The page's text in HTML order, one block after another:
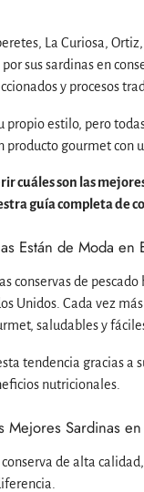
La Curiosa,
sus sardinas en
y procesos
propio estilo, pero
producto gourmet con
cuáles son las
guía completa de
Están de Moda en
conservas de
Unidos. Cada vez
saludables y
tendencia gracias a
nutricionales.
Mejores Sardinas en
de alta